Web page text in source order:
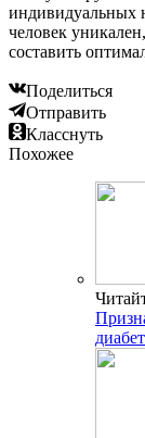
индивидуальных
человек
составить
Поделиться
Отправить
Класснуть
Похожее